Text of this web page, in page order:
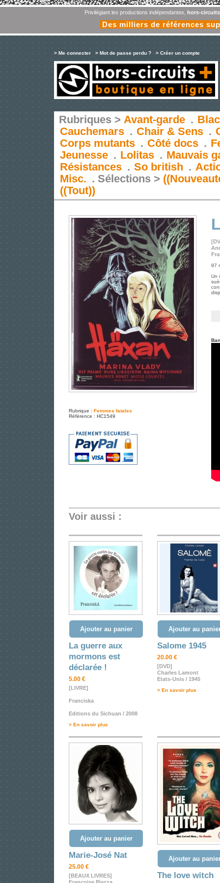
Privilégiant les productions indépendantes, hors-
Des milliers de références
> Me connecter > Mot de passe perdu ? > Créer un compte
Rubriques > Avant-garde .
Cauchemars . Chair & Sens .
Corps mutants . Côté docs .
Jeunesse . Lolitas . Mauvais
Résistances . So british .
Misc. . Sélections >
((Tout))
Rubrique : Femmes fatales
Référence : HC1549
97
Un
Voir aussi :
Ajouter au panier
La guerre aux
mormons est
déclarée !
5.00 €
[LIVRE]
Franciska
Editions du Sichuan / 2008
> En savoir plus
Ajouter au
Salome 1945
20.00 €
[DVD]
Charles Lamont
Etats-Unis / 1945
> En savoir plus
Ajouter au panier
Marie-José Nat
25.00 €
[BEAUX LIVRES]
Ajouter au
The love witch